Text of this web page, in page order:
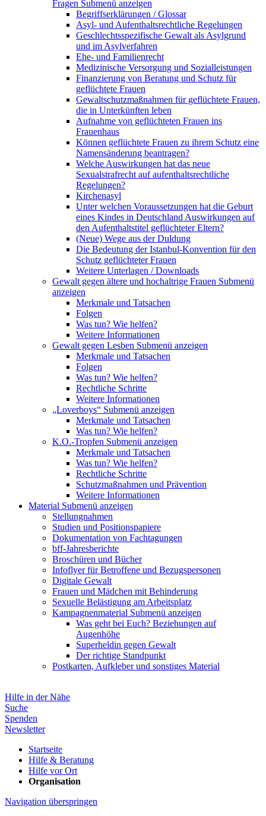
Fragen Submenü anzeigen
Begriffserklärungen / Glossar
Asyl- und Aufenthaltsrechtliche Regelungen
Geschlechtsspezifische Gewalt als Asylgrund
und im Asylverfahren
Ehe- und Familienrecht
Medizinische Versorgung und Sozialleistungen
Finanzierung von Beratung und Schutz für
geflüchtete Frauen
Gewaltschutzmaßnahmen für geflüchtete Frauen,
die in Unterkünften leben
Aufnahme von geflüchteten Frauen ins
Frauenhaus
Können geflüchtete Frauen zu ihrem Schutz eine
Namensänderung beantragen?
Welche Auswirkungen hat das neue
Sexualstrafrecht auf aufenthaltsrechtliche
Regelungen?
Kirchenasyl
Unter welchen Voraussetzungen hat die Geburt
eines Kindes in Deutschland Auswirkungen auf
den Aufenthaltstitel geflüchteter Eltern?
(Neue) Wege aus der Duldung
Die Bedeutung der Istanbul-Konvention für den
Schutz geflüchteter Frauen
Weitere Unterlagen / Downloads
Gewalt gegen ältere und hochaltrige Frauen Submenü
anzeigen
Merkmale und Tatsachen
Folgen
Was tun? Wie helfen?
Weitere Informationen
Gewalt gegen Lesben Submenü anzeigen
Merkmale und Tatsachen
Folgen
Was tun? Wie helfen?
Rechtliche Schritte
Weitere Informationen
„Loverboys“ Submenü anzeigen
Merkmale und Tatsachen
Was tun? Wie helfen?
K.O.-Tropfen Submenü anzeigen
Merkmale und Tatsachen
Was tun? Wie helfen?
Rechtliche Schritte
Schutzmaßnahmen und Prävention
Weitere Informationen
Material Submenü anzeigen
Stellungnahmen
Studien und Positionspapiere
Dokumentation von Fachtagungen
bff-Jahresberichte
Broschüren und Bücher
Infoflyer für Betroffene und Bezugspersonen
Digitale Gewalt
Frauen und Mädchen mit Behinderung
Sexuelle Belästigung am Arbeitsplatz
Kampagnenmaterial Submenü anzeigen
Was geht bei Euch? Beziehungen auf
Augenhöhe
Superheldin gegen Gewalt
Der richtige Standpunkt
Postkarten, Aufkleber und sonstiges Material
Hilfe in der Nähe
Suche
Spenden
Newsletter
Startseite
Hilfe & Beratung
Hilfe vor Ort
Organisation
Navigation überspringen